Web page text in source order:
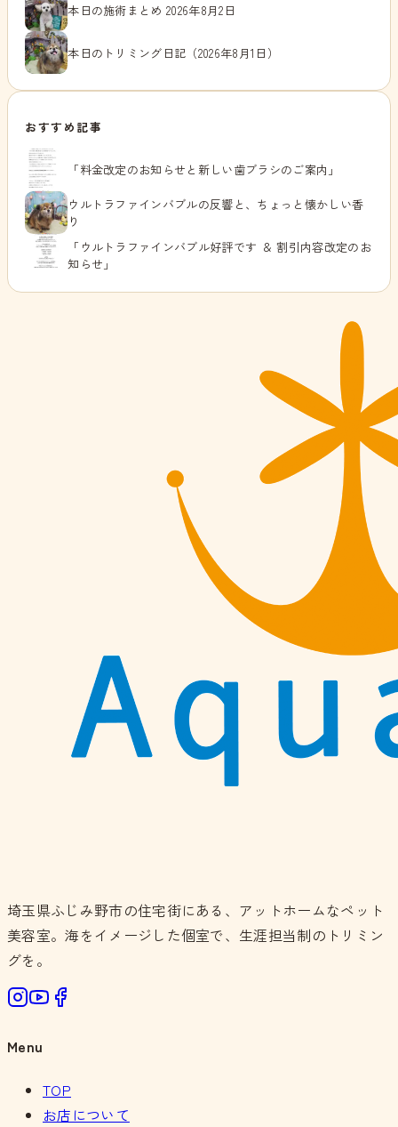
本日の施術まとめ 2026年8月2日
本日のトリミング日記（2026年8月1日）
おすすめ記事
「料金改定のお知らせと新しい歯ブラシのご案内」
ウルトラファインバブルの反響と、ちょっと懐かしい香
り
「ウルトラファインバブル好評です ＆ 割引内容改定のお
知らせ」
埼玉県ふじみ野市の住宅街にある、アットホームなペット
美容室。海をイメージした個室で、生涯担当制のトリミン
グを。
Menu
TOP
お店について